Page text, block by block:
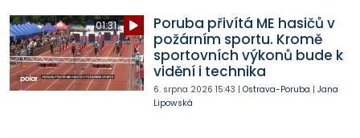
01:31
Poruba přivítá ME hasičů v
požárním sportu. Kromě
sportovních výkonů bude k
vidění i technika
6. srpna 2026 15:43 | Ostrava-Poruba | Jana
Lipowská